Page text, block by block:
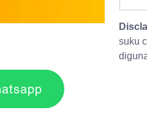
suku